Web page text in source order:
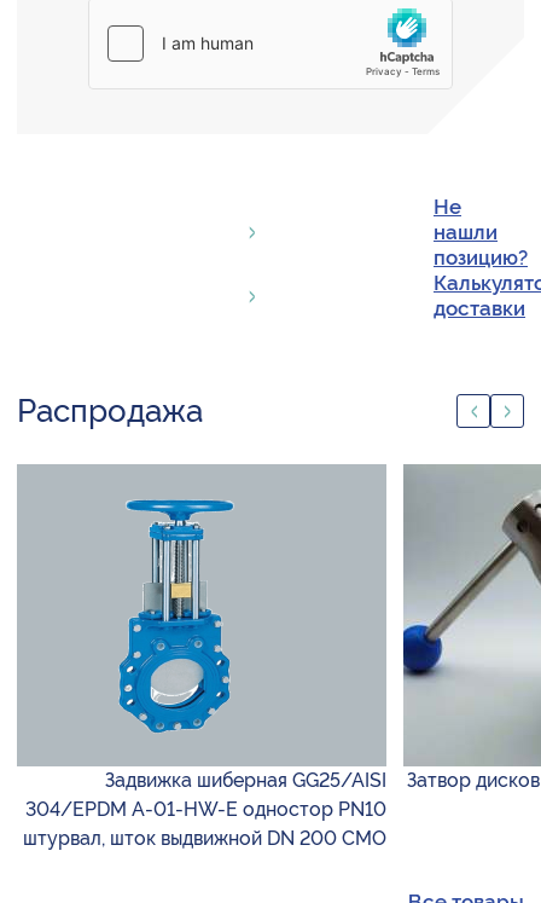
Не
нашли
позицию?
доставки
Распродажа
Задвижка шиберная GG25/AISI
304/EPDM A-01-HW-E одностор PN10
штурвал, шток выдвижной DN 200 CMO
Затвор